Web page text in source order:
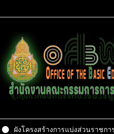
ผังโครงสร้างการแบ่งส่วนราชกา